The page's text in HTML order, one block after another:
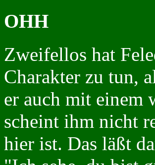
OHH
Zweifellos hat
Charakter zu tun,
er auch mit einem
scheint ihm nicht
hier ist. Das läßt